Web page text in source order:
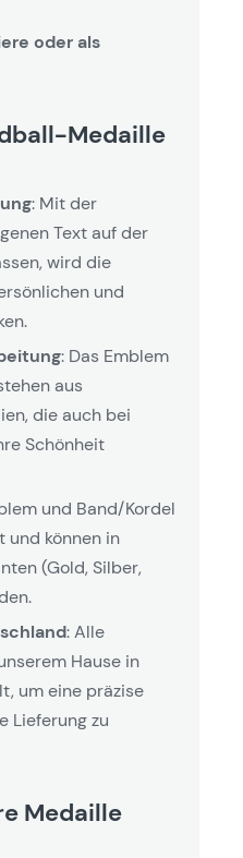
oder als
Medaille
: Mit der
Text auf der
wird die
und
: Das Emblem
aus
die auch bei
Schönheit
und Band/Kordel
und können in
(Gold, Silber,
: Alle
Hause in
um eine präzise
Lieferung zu
Medaille